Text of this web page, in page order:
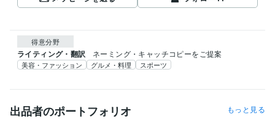
得意分野
ライティング・翻訳 ネーミング・キャッチコピーをご提案
美容・ファッション グルメ・料理 スポーツ
出品者のポートフォリオ もっと見る